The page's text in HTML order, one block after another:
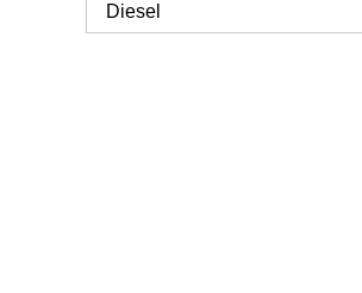
Diesel